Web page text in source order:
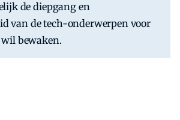
de diepgang en
van de tech-onderwerpen voor
bewaken.